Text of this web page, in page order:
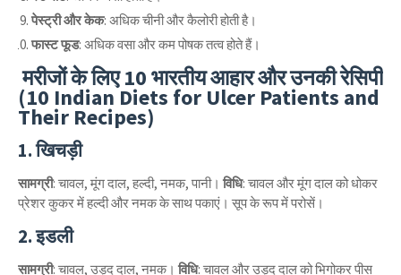
पेस्ट्री और केक: अधिक चीनी और कैलोरी होती है।
फास्ट फूड: अधिक वसा और कम पोषक तत्व होते हैं।
मरीजों के लिए 10 भारतीय आहार और उनकी रेसिपी
(10 Indian Diets for Ulcer Patients and
Their Recipes)
1. खिचड़ी
सामग्री: चावल, मूंग दाल, हल्दी, नमक, पानी। विधि: चावल और मूंग दाल को धोकर
प्रेशर कुकर में हल्दी और नमक के साथ पकाएं। सूप के रूप में परोसें।
2. इडली
सामग्री: चावल, उड़द दाल, नमक। विधि: चावल और उड़द दाल को भिगोकर पीस